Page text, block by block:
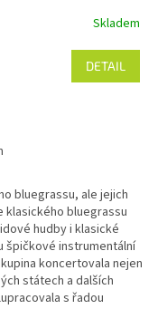
Skladem
DETAIL
bluegrassu, ale jejich
klasického bluegrassu
hudby i klasické
špičkové instrumentální
koncertovala nejen
státech a dalších
s řadou